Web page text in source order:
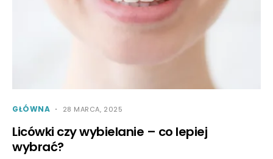
GŁÓWNA 28 MARCA, 2025
Licówki czy wybielanie – co lepiej
wybrać?